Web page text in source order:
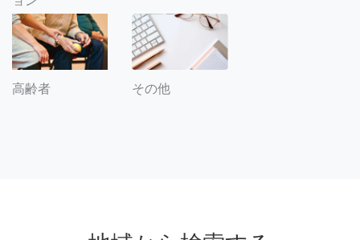
高齢者 その他